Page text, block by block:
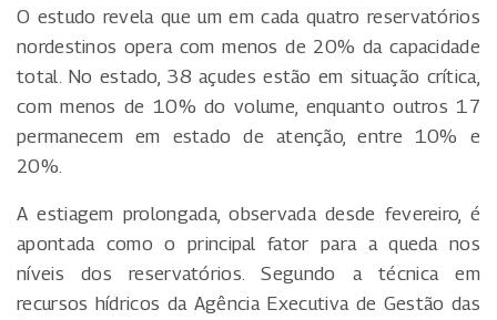
O estudo revela que um em cada quatro reservatórios
nordestinos opera com menos de 20% da capacidade
total. No estado, 38 açudes estão em situação crítica,
com menos de 10% do volume, enquanto outros 17
permanecem em estado de atenção, entre 10% e
20%.
A estiagem prolongada, observada desde fevereiro, é
apontada como o principal fator para a queda nos
níveis dos reservatórios. Segundo a técnica em
recursos hídricos da Agência Executiva de Gestão das